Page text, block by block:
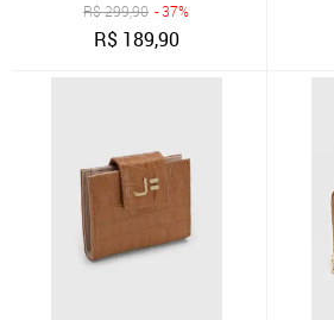
R$299,90 - 37%
R$ 189,90